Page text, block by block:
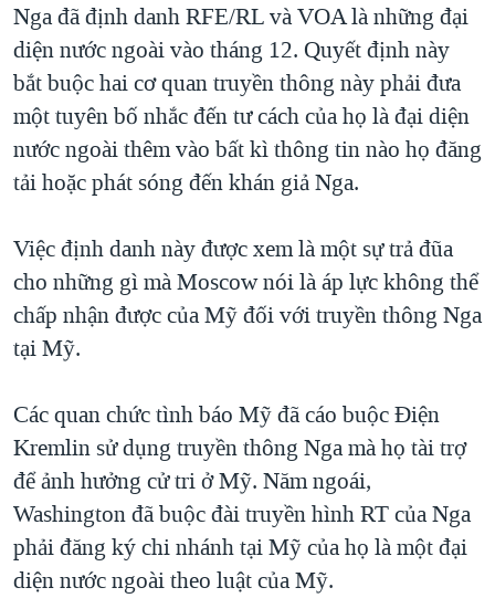
Nga đã định danh RFE/RL và VOA là những đại
diện nước ngoài vào tháng 12. Quyết định này
bắt buộc hai cơ quan truyền thông này phải đưa
một tuyên bố nhắc đến tư cách của họ là đại diện
nước ngoài thêm vào bất kì thông tin nào họ đăng
tải hoặc phát sóng đến khán giả Nga.
Việc định danh này được xem là một sự trả đũa
cho những gì mà Moscow nói là áp lực không thể
chấp nhận được của Mỹ đối với truyền thông Nga
tại Mỹ.
Các quan chức tình báo Mỹ đã cáo buộc Điện
Kremlin sử dụng truyền thông Nga mà họ tài trợ
để ảnh hưởng cử tri ở Mỹ. Năm ngoái,
Washington đã buộc đài truyền hình RT của Nga
phải đăng ký chi nhánh tại Mỹ của họ là một đại
diện nước ngoài theo luật của Mỹ.